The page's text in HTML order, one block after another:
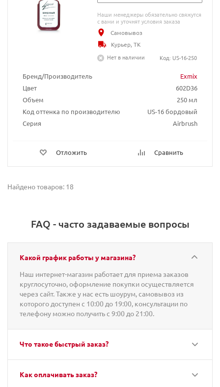
Бренд/Производитель
Exmix
Цвет
602D36
Объем
250 мл
Код оттенка по производителю
US-16 бордовый
Серия
Airbrush
Отложить Сравнить
Наши менеджеры обязательно свяжутся
с вами и уточнят условия заказа
Самовывоз
Курьер, ТК
Нет в наличии
Код: US-16-250
Найдено товаров: 18
FAQ - часто задаваемые вопросы
Какой график работы у магазина?
Наш интернет-магазин работает для приема заказов
круглосуточно, оформление покупки осуществляется
через сайт. Также у нас есть шоурум, самовывоз из
которого доступен с 10:00 до 19:00, консультации по
телефону можно получить с 9:00 до 21:00.
Что такое быстрый заказ?
Как оплачивать заказ?